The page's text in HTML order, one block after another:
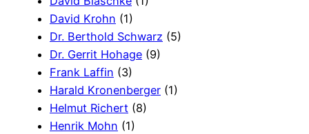
David Krohn (1)
Dr. Berthold Schwarz (5)
Dr. Gerrit Hohage (9)
Frank Laffin (3)
Harald Kronenberger (1)
Helmut Richert (8)
Henrik Mohn (1)